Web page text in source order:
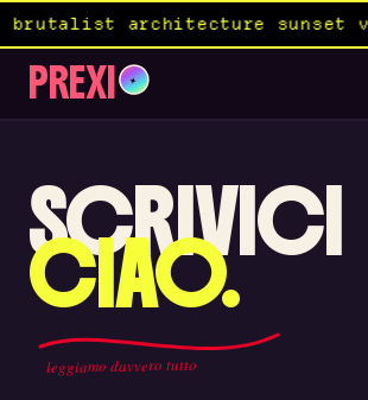
architecture sunset
PREXI ✦
SCRIVICI
CIAO.
leggiamo davvero tutto